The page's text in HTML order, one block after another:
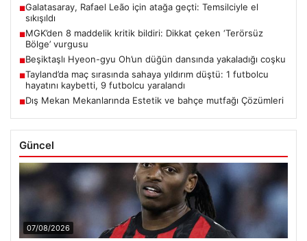
■Galatasaray, Rafael Leão için atağa geçti: Temsilciyle el
sıkışıldı
■MGK’den 8 maddelik kritik bildiri: Dikkat çeken ‘Terörsüz
Bölge’ vurgusu
■Beşiktaşlı Hyeon-gyu Oh’un düğün dansında yakaladığı coşku
■Tayland’da maç sırasında sahaya yıldırım düştü: 1 futbolcu
hayatını kaybetti, 9 futbolcu yaralandı
■Dış Mekan Mekanlarında Estetik ve bahçe mutfağı Çözümleri
Güncel
07/08/2026